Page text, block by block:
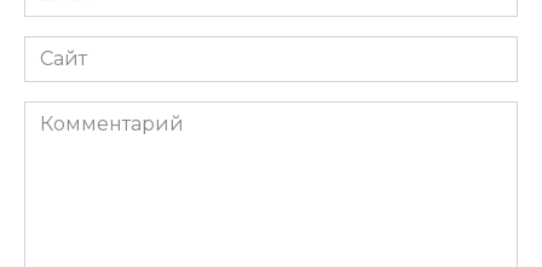
*
Сайт
Комментарий